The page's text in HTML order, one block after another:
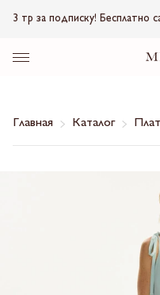
3 тр за подписку! Бесплатно
Главная Каталог